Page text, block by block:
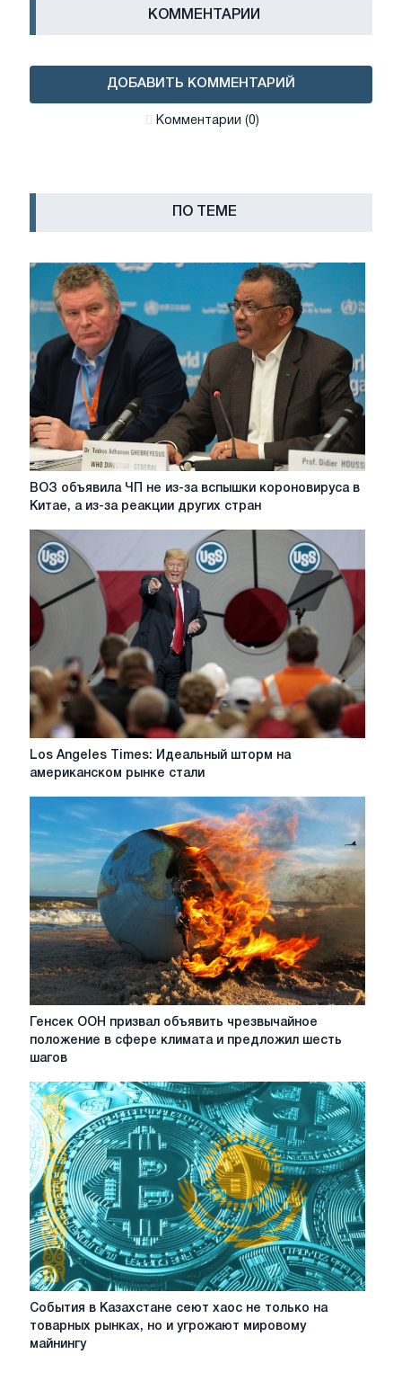
КОММЕНТАРИИ
ДОБАВИТЬ КОММЕНТАРИЙ
Комментарии (0)
ПО ТЕМЕ
ВОЗ
объявила
не
из-
за
вспышки
короновируса
Китае,
а
из-
за
реакции
ВОЗ объявила ЧП не из-за вспышки короновируса в
Китае, а из-за реакции других стран
Los
Идеальный
шторм
на
американском
стали
Los Angeles Times: Идеальный шторм на
американском рынке стали
Генсек
призвал
чрезвычайное
положение
в
сфере
климата
и
предложил
шесть
шагов
Генсек ООН призвал объявить чрезвычайное
положение в сфере климата и предложил шесть
шагов
События
Казахстане
События в Казахстане сеют хаос не только на
товарных рынках, но и угрожают мировому
майнингу